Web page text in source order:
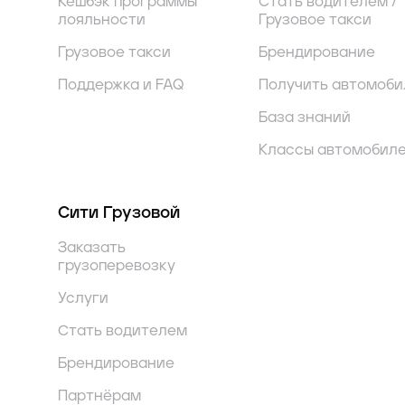
лояльности
Грузовое такси
Поддержка и FAQ
Грузовое такси
Брендирование
Получить
База знаний
Классы
Сити Грузовой
Заказать
грузоперевозку
Услуги
Стать водителем
Брендирование
Партнёрам